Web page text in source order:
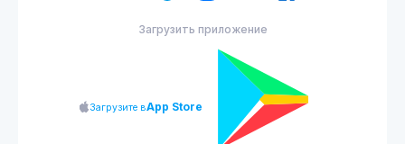
Загрузить приложение
Загрузите вApp Store